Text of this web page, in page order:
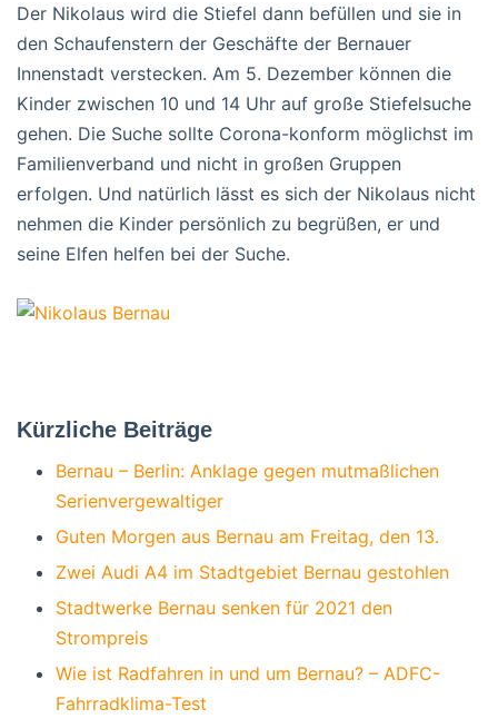
Der Nikolaus wird die Stiefel dann befüllen und sie in
den Schaufenstern der Geschäfte der Bernauer
Innenstadt verstecken. Am 5. Dezember können die
Kinder zwischen 10 und 14 Uhr auf große Stiefelsuche
gehen. Die Suche sollte Corona-konform möglichst im
Familienverband und nicht in großen Gruppen
erfolgen. Und natürlich lässt es sich der Nikolaus nicht
nehmen die Kinder persönlich zu begrüßen, er und
seine Elfen helfen bei der Suche.
Kürzliche Beiträge
Bernau – Berlin: Anklage gegen mutmaßlichen
Serienvergewaltiger
Guten Morgen aus Bernau am Freitag, den 13.
Zwei Audi A4 im Stadtgebiet Bernau gestohlen
Stadtwerke Bernau senken für 2021 den
Strompreis
Wie ist Radfahren in und um Bernau? – ADFC-
Fahrradklima-Test